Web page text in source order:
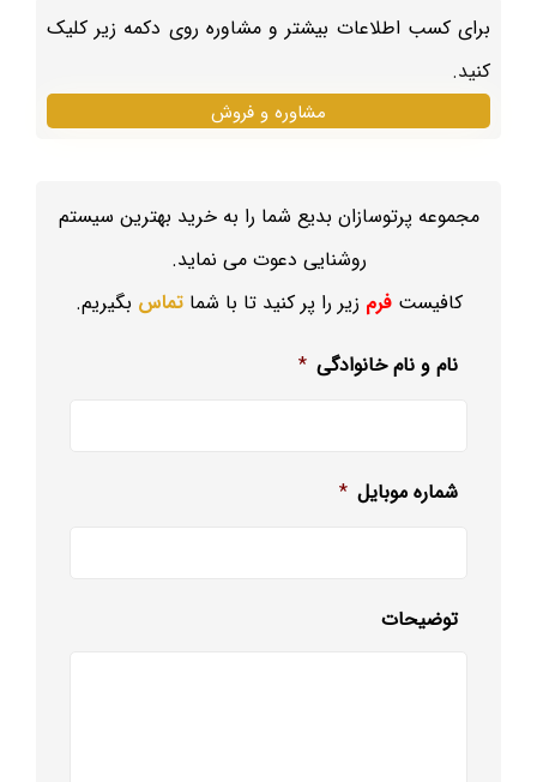
برای کسب اطلاعات بیشتر و مشاوره روی دکمه زیر کلیک
کنید.
مشاوره و فروش
مجموعه پرتوسازان بدیع شما را به خرید بهترین سیستم
روشنایی دعوت می نماید.
کافیستفرم زیر را پر کنید تا با شماتماس بگیریم.
نام و نام خانوادگی *
شماره موبایل *
توضیحات